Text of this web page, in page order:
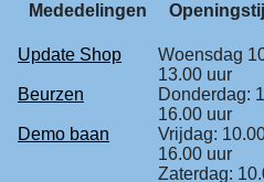
Mededelingen
Update Shop
Woensdag
13.00 uur
Beurzen
Donderdag:
16.00 uur
Demo baan
Vrijdag:
16.00 uur
Zaterdag: